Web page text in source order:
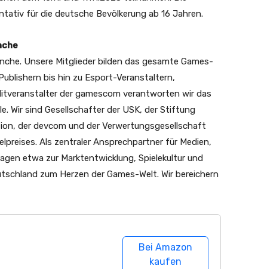
für die deutsche Bevölkerung ab 16 Jahren.
Unsere Mitglieder bilden das gesamte Games-
bis hin zu Esport-Veranstaltern,
der gamescom verantworten wir das
Wir sind Gesellschafter der USK, der Stiftung
der devcom und der Verwertungsgesellschaft
Als zentraler Ansprechpartner für Medien,
etwa zur Marktentwicklung, Spielekultur und
zum Herzen der Games-Welt. Wir bereichern
Bei Amazon
kaufen